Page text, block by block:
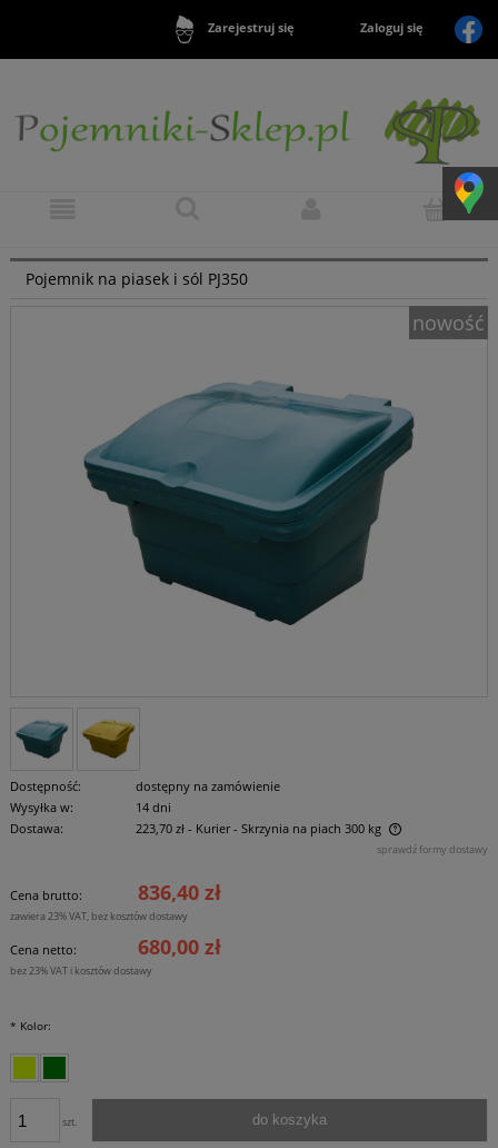
Zarejestruj się Zaloguj się
Pojemnik na piasek i sól PJ350
nowość
Dostępność:
dostępny na zamówienie
Wysyłka w:
14 dni
Dostawa:
223,70 zł - Kurier - Skrzynia na piach 300 kg
sprawdź formy dostawy
Cena brutto: 836,40 zł
zawiera 23% VAT, bez kosztów dostawy
Cena netto: 680,00 zł
bez 23% VAT i kosztów dostawy
* Kolor:
szt. do koszyka